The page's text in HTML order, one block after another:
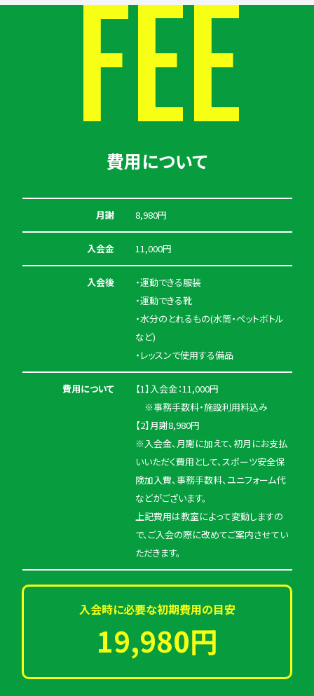
FEE
費用について
月謝 8,980円
入会金 11,000円
入会後
・運動できる服装
・運動できる靴
・水分のとれるもの(水筒・ペットボトル
など)
・レッスンで使用する備品
費用について
【1】入会金：11,000円
※事務手数料・施設利用料込み
【2】月謝8,980円
※入会金、月謝に加えて、初月にお支払
いいただく費用として、スポーツ安全保
険加入費、事務手数料、ユニフォーム代
などがございます。
上記費用は教室によって変動しますの
で、ご入会の際に改めてご案内させてい
ただきます。
入会時に必要な初期費用の目安
19,980円